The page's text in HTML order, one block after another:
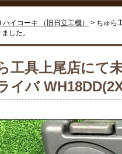
ハイコーキ （旧日立工機） > ちゅら
した。
工具上尾店にて
イバ